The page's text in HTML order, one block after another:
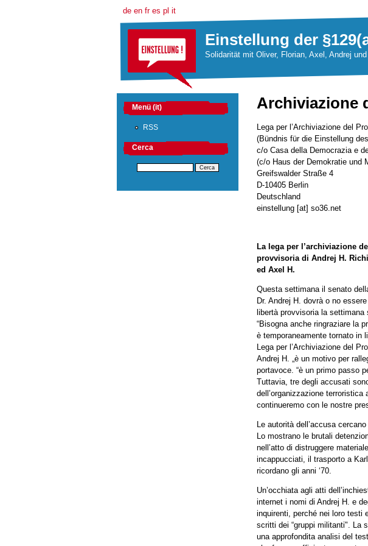
de en fr es pl it
Einstellung der
Solidarität mit Oliver, Florian, Axel, Andrej
Archiviazione
Lega per l’Archiviazione del
(Bündnis für die Einstellung
c/o Casa della Democrazia e
(c/o Haus der Demokratie und
Greifswalder Straße 4
D-10405 Berlin
Deutschland
einstellung [at] so36.net
La lega per l’archiviazione
provvisoria di Andrej H.
ed Axel H.
Questa settimana il senato
Dr. Andrej H. dovrà o no
libertà provvisoria la
“Bisogna anche ringraziare la
è temporaneamente tornato in
Lega per l’Archiviazione del
Andrej H. „è un motivo per
portavoce. “è un primo passo
Tuttavia, tre degli accusati
dell’organizzazione
continueremo con le nostre
Le autorità dell’accusa
Lo mostrano le brutali
nell’atto di distruggere
incappucciati, il trasporto a
ricordano gli anni ‘70.
Un’occhiata agli atti
internet i nomi di Andrej H. e
inquirenti, perché nei loro testi
scritti dei “gruppi militanti". La
una approfondita analisi del
Menü (it)
RSS
Cerca